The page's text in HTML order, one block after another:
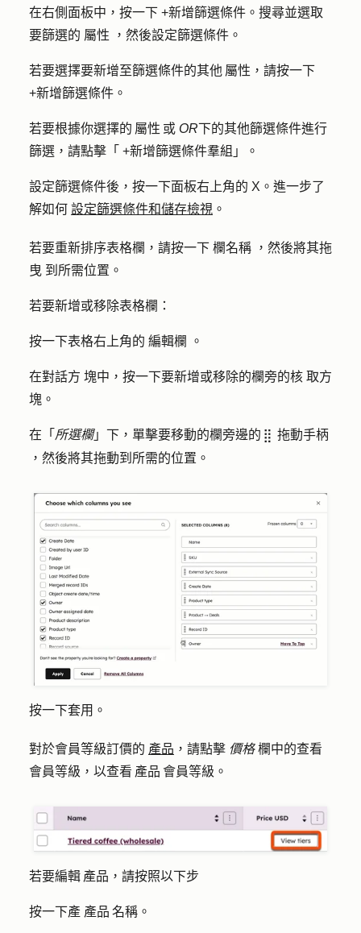
在右側面板中，按一下 +新增篩選條件 。搜尋並選取
要篩選的 屬性 ，然後設定篩選條件。
若要選擇要新增至篩選條件的其他 屬性，請按一下
+新增篩選條件 。
若要根據你選擇的 屬性 或 OR下的其他篩選條件進行
篩選，請點擊「 +新增篩選條件羣組 」。
設定篩選條件後，按一下面板右上角的 X 。進一步了
解如何 設定篩選條件和儲存檢視 。
若要重新排序表格欄，請按一下 欄名稱 ，然後將其拖
曳 到所需位置。
若要新增或移除表格欄：
按一下表格右上角的 編輯欄 。
在對話方 塊中，按一下要新增或移除的欄旁的核 取方
塊。
在「 所選欄」下，單擊要移動的欄旁邊的 dragHandle 拖動手柄
，然後將其拖動到所需的位置。
按一下套用 。
對於會員等級訂價的 產品 ，請點擊 價格欄中的查看
會員等級，以查看 產品 會員等級。
若要編輯 產品，請按照以下步
按一下產 產品 名稱 。